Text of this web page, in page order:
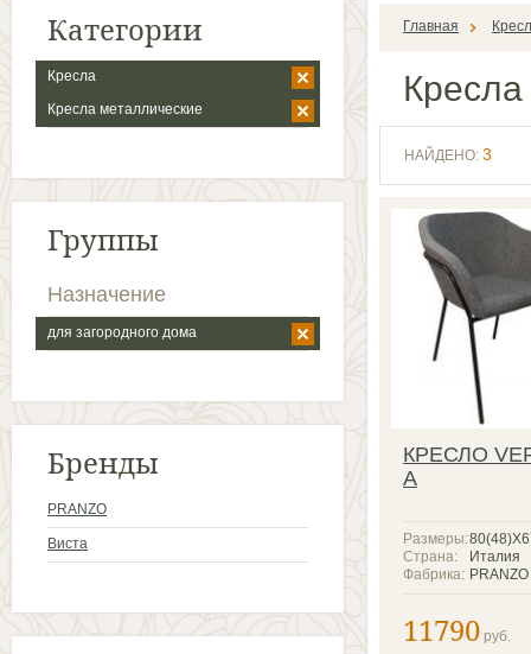
Категории
Кресла
Кресла металлические
Группы
Назначение
для загородного дома
Бренды
PRANZO
Виста
Главная
Кресла
НАЙДЕНО: 3
КРЕСЛО
A
Размеры:
Италия
Страна:
PRANZO
Фабрика:
11790 руб.